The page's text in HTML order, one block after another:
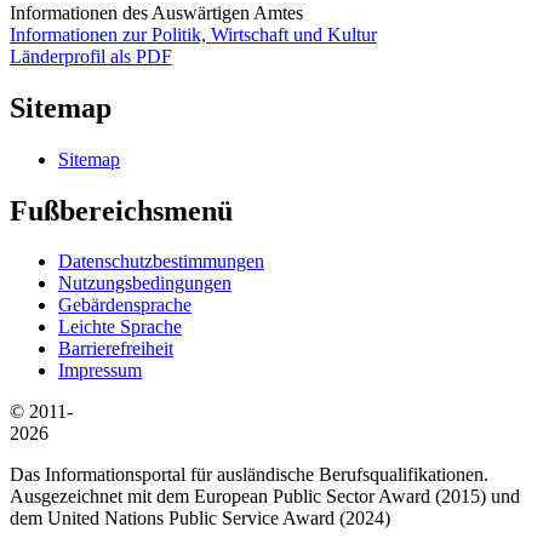
Informationen des Auswärtigen Amtes
Informationen zur Politik, Wirtschaft und Kultur
Länderprofil als PDF
Sitemap
Sitemap
Fußbereichsmenü
Datenschutzbestimmungen
Nutzungsbedingungen
Gebärdensprache
Leichte Sprache
Barrierefreiheit
Impressum
© 2011-
2026
Das Informationsportal für ausländische Berufsqualifikationen.
Ausgezeichnet mit dem European Public Sector Award (2015) und
dem United Nations Public Service Award (2024)